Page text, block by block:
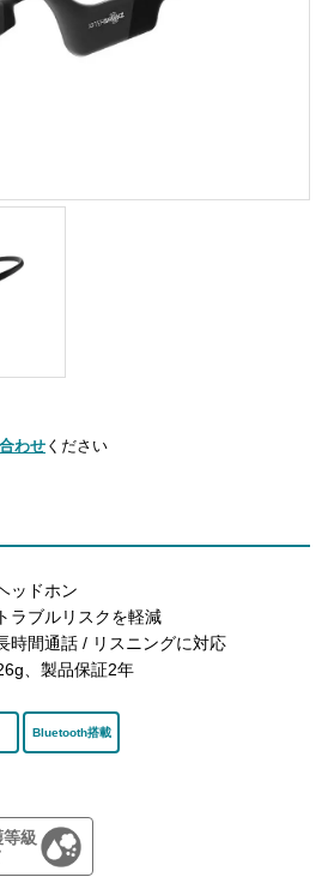
わせ ください
ッドホン
ラブルリスクを軽減
時間通話 / リスニングに対応
、製品保証2年
Bluetooth搭載
級